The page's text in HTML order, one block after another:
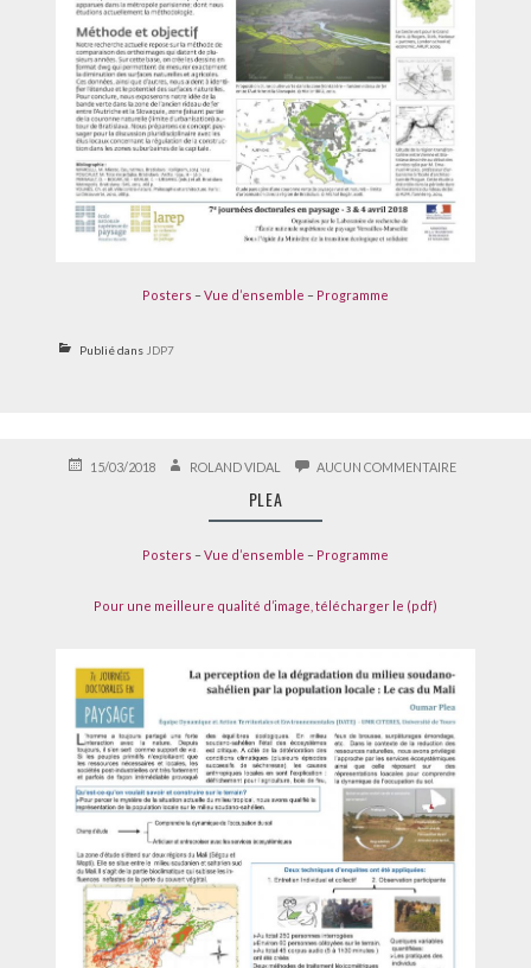
Posters – Vue d’ensemble – Programme
Publié dans JDP7
PUBLIÉ15/03/2018 AUTEURROLAND VIDAL AUCUN COMMENTAIRESUR
PLEA
Posters – Vue d’ensemble – Programme
Pour une meilleure qualité d’image, télécharger le (pdf)